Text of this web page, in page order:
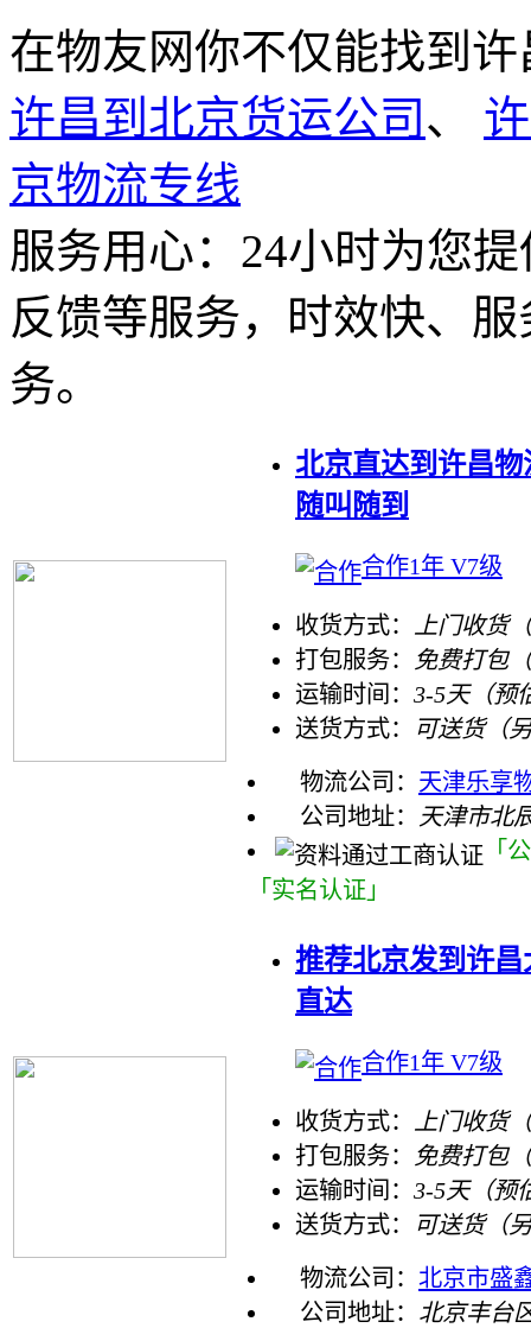
在物友网你不仅能找到
许昌到北京货运公司 、
京物流专线
服务用心： 24小时为您
反馈等服务，时效快、
务。
北京直达到许昌
随叫随到
合作1年 V7级
收货方式：
上门收货
打包服务：
免费打包
运输时间： 3-5天（预
送货方式：
可送货（
物流公司： 天津乐享
公司地址：
天津市北
「
「实名认证」
推荐北京发到许
直达
合作1年 V7级
收货方式：
上门收货
打包服务：
免费打包
运输时间： 3-5天（预
送货方式：
可送货（
物流公司： 北京市盛
公司地址： 北京丰台